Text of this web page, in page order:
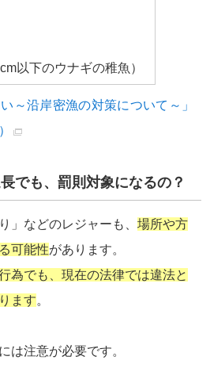
以下のウナギの稚魚）
～沿岸密漁の対策について～」
でも、罰則対象になるの？
」などのレジャーも、 場所や方
可能性があります。
為でも、現在の法律では違法と
ます。
は注意が必要です。